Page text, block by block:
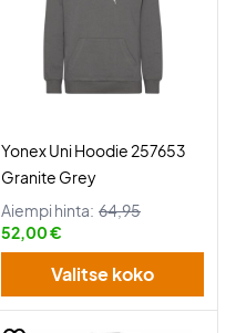
Yonex Uni Hoodie 257653
Granite Grey
Aiempi hinta: 64,95
52,00 €
Valitse koko